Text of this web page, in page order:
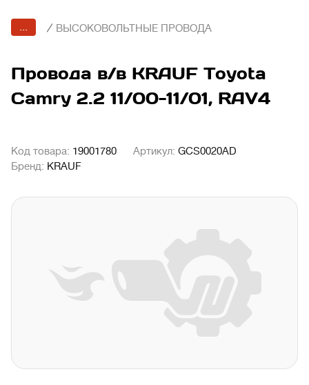
... / ВЫСОКОВОЛЬТНЫЕ ПРОВОДА
Провода в/в KRAUF Toyota
Camry 2.2 11/00-11/01, RAV4
Код товара: 19001780 Артикул: GCS0020AD
Бренд: KRAUF